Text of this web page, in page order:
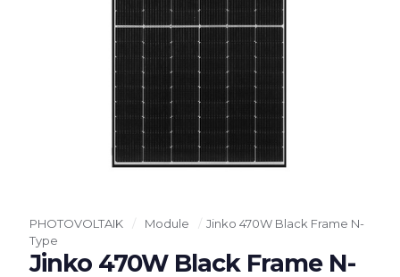
PHOTOVOLTAIK / Module / Jinko 470W Black Frame N-
Type
Jinko 470W Black Frame N-